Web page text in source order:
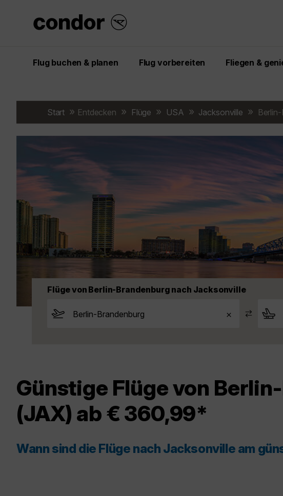
Flug buchen & planen Flug vorbereiten Fliegen &
Start Entdecken Flüge USA Jacksonville
Flüge von Berlin-Brandenburg nach Jacksonville
Günstige Flüge von
(JAX) ab € 360,99*
Wann sind die Flüge nach Jacksonville am